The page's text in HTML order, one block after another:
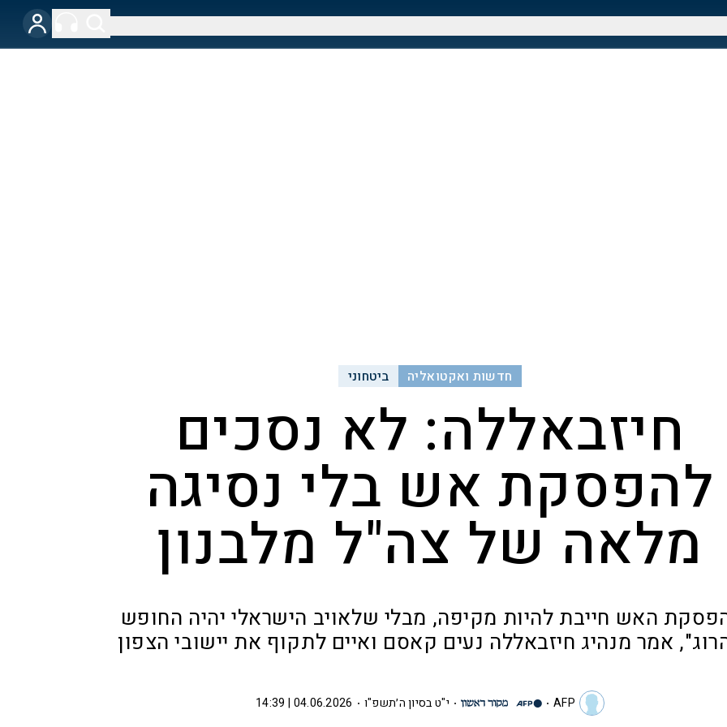
חדשות ואקטואליה ביטחוני
חיזבאללה: לא נסכים
להפסקת אש בלי נסיגה
מלאה של צה"ל מלבנון
האש חייבת להיות מקיפה, מבלי שלאויב הישראלי יהיה החופש
אמר מנהיג חיזבאללה נעים קאסם ואיים לתקוף את יישובי הצפון
AFP י"ט בסיון ה׳תשפ"ו 04.06.2026 | 14:39